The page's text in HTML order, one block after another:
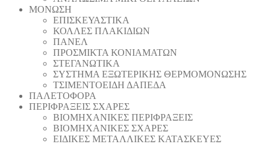
ΜΟΝΩΣΗ
ΕΠΙΣΚΕΥΑΣΤΙΚΑ
ΚΟΛΛΕΣ ΠΛΑΚΙΔΙΩΝ
ΠΑΝΕΛ
ΠΡΟΣΜΙΚΤΑ ΚΟΝΙΑΜΑΤΩΝ
ΣΤΕΓΑΝΩΤΙΚΑ
ΣΥΣΤΗΜΑ ΕΞΩΤΕΡΙΚΗΣ ΘΕΡΜΟΜΟΝΩΣΗΣ
ΤΣΙΜΕΝΤΟΕΙΔΗ ΔΑΠΕΔΑ
ΠΑΛΕΤΟΦΟΡΑ
ΠΕΡΙΦΡΑΞΕΙΣ ΣΧΑΡΕΣ
ΒΙΟΜΗΧΑΝΙΚΕΣ ΠΕΡΙΦΡΑΞΕΙΣ
ΒΙΟΜΗΧΑΝΙΚΕΣ ΣΧΑΡΕΣ
ΕΙΔΙΚΕΣ ΜΕΤΑΛΛΙΚΕΣ ΚΑΤΑΣΚΕΥΕΣ